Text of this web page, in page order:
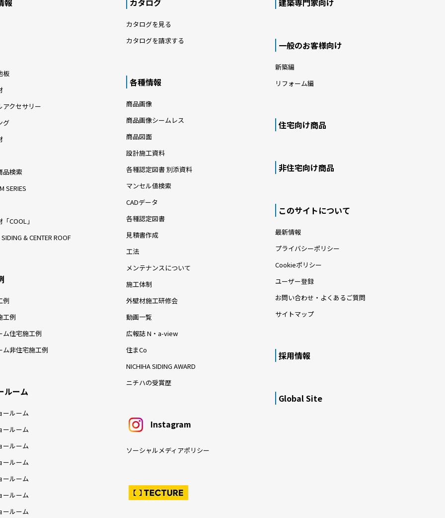
報
板
アクセサリー
グ
品検索
SERIES
COOL」
SIDING & CENTER ROOF
例
工例
ム住宅施工例
ム非住宅施工例
ルーム
ールーム
ールーム
ールーム
ールーム
ールーム
ールーム
ールーム
カタログ
カタログを見る
カタログを請求する
各種情報
商品画像
商品画像シームレス
商品図面
設計施工資料
各種認定図書 別添資料
マンセル値検索
CADデータ
各種認定図書
見積書作成
工法
メンテナンスについて
施工体制
外壁材施工研修会
動画一覧
広報誌 N・a-view
住まCo
NICHIHA SIDING AWARD
ニチハの受賞歴
Instagram
ソーシャルメディアポリシー
建築専門家向け
一般のお客様向け
新築編
リフォーム編
住宅向け商品
非住宅向け商品
このサイトについて
最新情報
プライバシーポリシー
Cookieポリシー
ユーザー登録
お問い合わせ・よくあるご質問
サイトマップ
採用情報
Global Site